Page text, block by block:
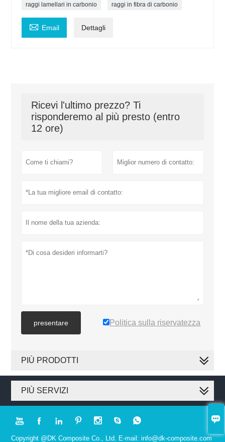

raggi lamellari in carbonio raggi in fibra di carbonio
 Email Dettagli
Ricevi l'ultimo prezzo? Ti
risponderemo al più presto (entro
12 ore)
presentare Politica sulla riservatezza
PIÙ PRODOTTI
PIÙ SERVIZI
      
Copyright @DK Composite Co., Ltd. E-mail: info@dk-composite.com